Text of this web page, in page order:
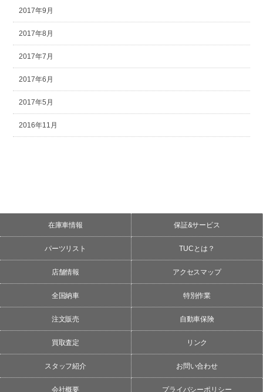
2017年9月
2017年8月
2017年7月
2017年6月
2017年5月
2016年11月
在庫車情報 保証&サービス
パーツリスト TUCとは？
店舗情報 アクセスマップ
全国納車 特別作業
注文販売 自動車保険
買取査定 リンク
スタッフ紹介 お問い合わせ
会社概要 プライバシーポリシー